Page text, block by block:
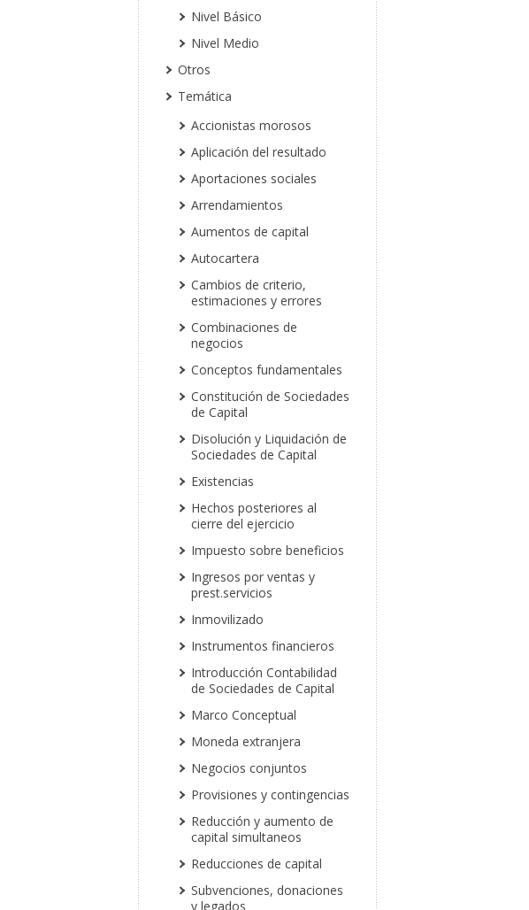
Nivel Básico
Nivel Medio
Otros
Temática
Accionistas morosos
Aplicación del resultado
Aportaciones sociales
Arrendamientos
Aumentos de capital
Autocartera
Cambios de criterio,
estimaciones y errores
Combinaciones de
negocios
Conceptos fundamentales
Constitución de Sociedades
de Capital
Disolución y Liquidación de
Sociedades de Capital
Existencias
Hechos posteriores al
cierre del ejercicio
Impuesto sobre beneficios
Ingresos por ventas y
prest.servicios
Inmovilizado
Instrumentos financieros
Introducción Contabilidad
de Sociedades de Capital
Marco Conceptual
Moneda extranjera
Negocios conjuntos
Provisiones y contingencias
Reducción y aumento de
capital simultaneos
Reducciones de capital
Subvenciones, donaciones
y legados